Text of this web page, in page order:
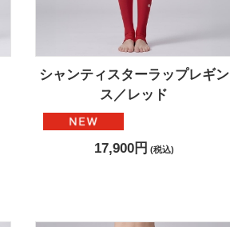
シャンティスターラップレギン
ス／レッド
17,900円 (税込)